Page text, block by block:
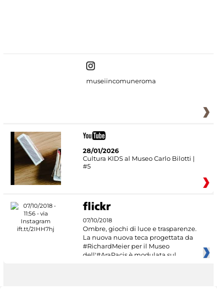
museiincomuneroma
28/01/2026
Cultura KIDS al Museo Carlo Bilotti |
#5
07/10/2018
Ombre, giochi di luce e trasparenze.
La nuova nuova teca progettata da
#RichardMeier per il Museo
dell'#AraPacis è modulata sul